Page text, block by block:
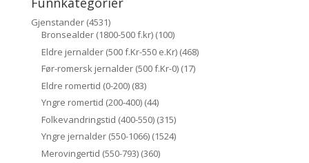
Gjenstander (4531)
Bronsealder (1800-500 f.kr) (100)
Eldre jernalder (500 f.Kr-550 e.Kr) (468)
Før-romersk jernalder (500 f.Kr-0) (17)
Eldre romertid (0-200) (83)
Yngre romertid (200-400) (44)
Folkevandringstid (400-550) (315)
Yngre jernalder (550-1066) (1524)
Merovingertid (550-793) (360)